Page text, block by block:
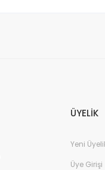
ÜYELİK
Yeni
Üye Girişi